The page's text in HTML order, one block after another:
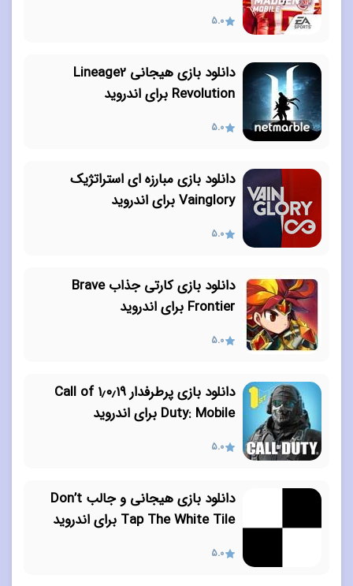
5.0
دانلود بازی هیجانی Lineage2
Revolution برای اندروید
5.0
دانلود بازی مبارزه ای استراتژیک
Vainglory برای اندروید
5.0
دانلود بازی کارتی جذاب Brave
Frontier برای اندروید
5.0
دانلود بازی پرطرفدار ۱٫۰٫۱۹ Call of
Duty: Mobile برای اندروید
5.0
دانلود بازی هیجانی و جالب Don’t
Tap The White Tile برای اندروید
5.0